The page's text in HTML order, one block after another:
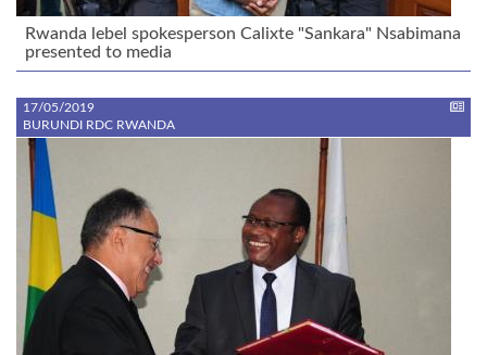
Rwanda lebel spokesperson Calixte "Sankara" Nsabimana
presented to media
17/05/2019
BURUNDI RDC RWANDA